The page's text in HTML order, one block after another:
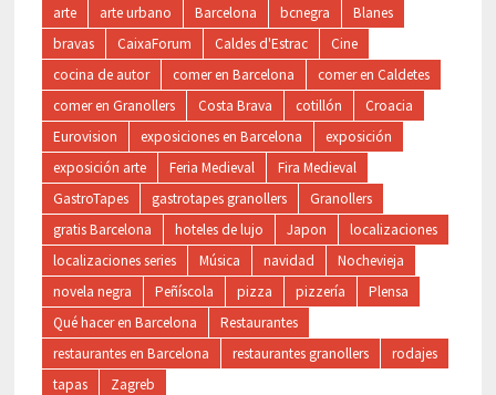
arte arte urbano Barcelona bcnegra
Blanes
bravas
CaixaForum Caldes d'Estrac
Cine
cocina de autor
comer en Barcelona
comer en Caldetes
comer en Granollers
Costa Brava cotillón
Croacia
Eurovision
exposiciones en Barcelona
exposición
exposición arte
Feria Medieval
Fira Medieval
GastroTapes
gastrotapes granollers
Granollers
gratis Barcelona
hoteles de lujo Japon
localizaciones
localizaciones series
Música navidad
Nochevieja
novela negra
Peñíscola pizza pizzería
Plensa
Qué hacer en Barcelona
Restaurantes
restaurantes en Barcelona
restaurantes granollers
rodajes
tapas
Zagreb